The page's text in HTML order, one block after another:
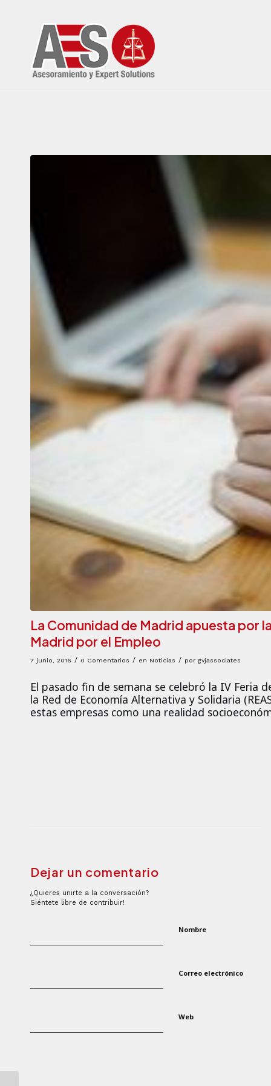
La Comunidad de Madrid apuesta por
Madrid por el Empleo
7 junio, 2016 / 0 Comentarios / en Noticias / por gvjassociates
El pasado fin de semana se celebró la IV Feria
la Red de Economía Alternativa y Solidaria
estas empresas como una realidad
Dejar un comentario
¿Quieres unirte a la conversación?
Siéntete libre de contribuir!
Nombre
Correo electrónico
Web